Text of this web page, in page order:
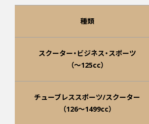
種類
スクーター・ビジネス・スポーツ
（～125cc）
チューブレススポーツ/スクーター
（126～1499cc）